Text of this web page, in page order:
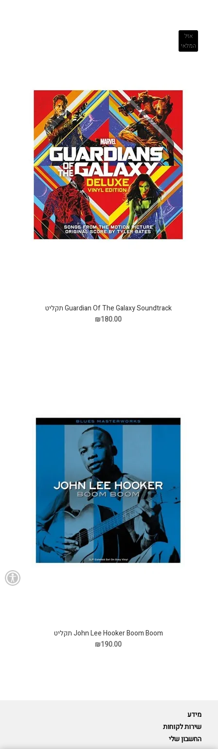
אזל
המלאי
Guardian Of The Galaxy Soundtrack תקליט
₪180.00
John Lee Hooker Boom Boom תקליט
₪190.00
מידע
שירות לקוחות
החשבון שלי